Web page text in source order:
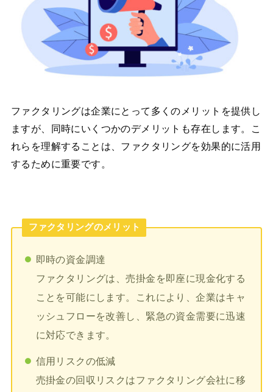
ファクタリングは企業にとって多くのメリットを提供し
ますが、同時にいくつかのデメリットも存在します。こ
れらを理解することは、ファクタリングを効果的に活用
するために重要です。
ファクタリングのメリット
即時の資金調達
ファクタリングは、売掛金を即座に現金化する
ことを可能にします。これにより、企業はキャ
ッシュフローを改善し、緊急の資金需要に迅速
に対応できます。
信用リスクの低減
売掛金の回収リスクはファクタリング会社に移